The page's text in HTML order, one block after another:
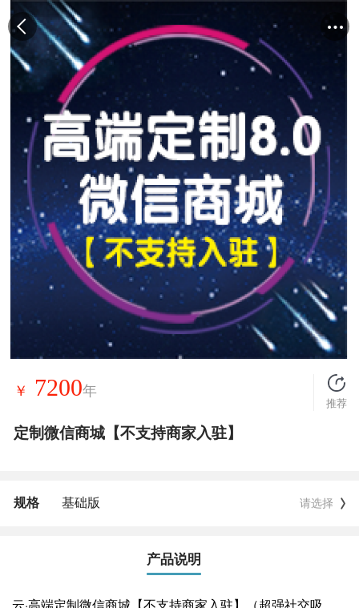
￥ 7200年
推荐
定制微信商城【不支持商家入驻】
规格 基础版 请选择
产品说明
云·高端定制微信商城【不支持商家入驻】（超强社交吸